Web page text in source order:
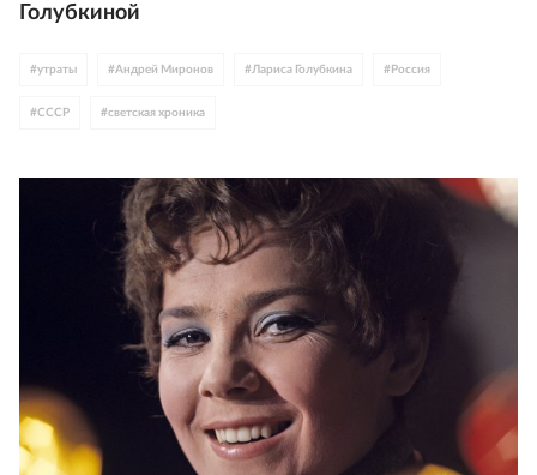
Голубкиной
#утраты #Андрей Миронов # Лариса Голубкина # Россия
#СССР #светская хроника